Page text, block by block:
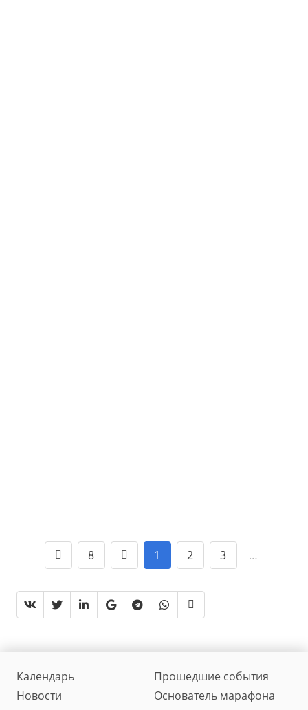
8 1 2 3 …
Календарь
Прошедшие события
Новости
Основатель марафона